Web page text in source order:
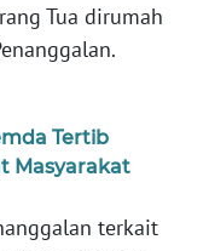
Tua dirumah
Tertib
Masyarakat
terkait